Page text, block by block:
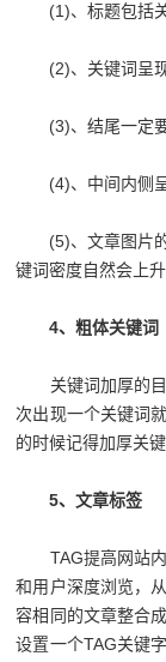
(1)、标题包括关
(2)、关键词呈现
(3)、结尾一定要
(4)、中间内侧呈
(5)、文章图片的
键词密度自然会上
4、粗体关键词
关键词加厚的目
次出现一个关键词
的时候记得加厚关键
5、文章标签
TAG提高网站内
和用户深度浏览，
容相同的文章整合
设置一个TAG关键